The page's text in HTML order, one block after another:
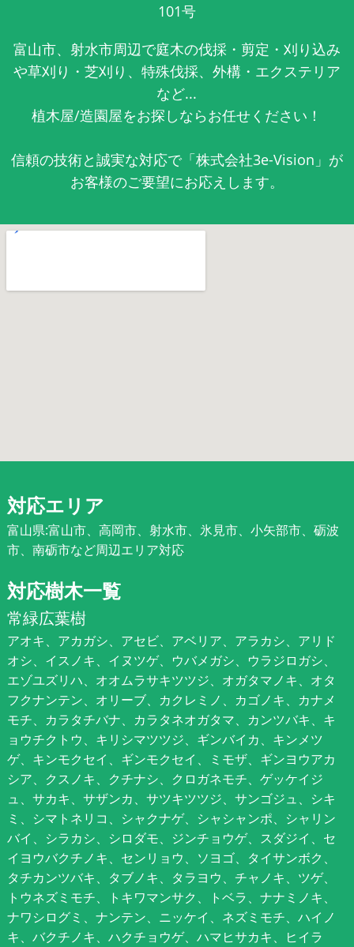
101号
富山市、射水市周辺で庭木の伐採・剪定・刈り込み
や草刈り・芝刈り、特殊伐採、外構・エクステリア
など...
植木屋/造園屋をお探しならお任せください！
信頼の技術と誠実な対応で「株式会社3e-Vision」が
お客様のご要望にお応えします。
対応エリア
富山県:富山市、高岡市、射水市、氷見市、小矢部市、砺波
市、南砺市など周辺エリア対応
対応樹木一覧
常緑広葉樹
アオキ、アカガシ、アセビ、アベリア、アラカシ、アリド
オシ、イスノキ、イヌツゲ、ウバメガシ、ウラジロガシ、
エゾユズリハ、オオムラサキツツジ、オガタマノキ、オタ
フクナンテン、オリーブ、カクレミノ、カゴノキ、カナメ
モチ、カラタチバナ、カラタネオガタマ、カンツバキ、キ
ョウチクトウ、キリシマツツジ、ギンバイカ、キンメツ
ゲ、キンモクセイ、ギンモクセイ、ミモザ、ギンヨウアカ
シア、クスノキ、クチナシ、クロガネモチ、ゲッケイジ
ュ、サカキ、サザンカ、サツキツツジ、サンゴジュ、シキ
ミ、シマトネリコ、シャクナゲ、シャシャンポ、シャリン
バイ、シラカシ、シロダモ、ジンチョウゲ、スダジイ、セ
イヨウバクチノキ、センリョウ、ソヨゴ、タイサンボク、
タチカンツバキ、タブノキ、タラヨウ、チャノキ、ツゲ、
トウネズミモチ、トキワマンサク、トベラ、ナナミノキ、
ナワシログミ、ナンテン、ニッケイ、ネズミモチ、ハイノ
キ、バクチノキ、ハクチョウゲ、ハマヒサカキ、ヒイラ